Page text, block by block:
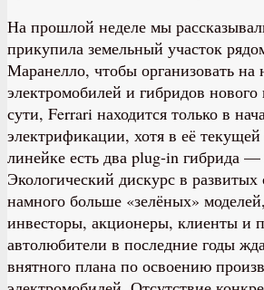
На прошлой неделе мы
прикупила земельный участок
Маранелло, чтобы организовать на
электромобилей и гибридов
сути, Ferrari находится только в
электрификации, хотя в её
линейке есть два plug-in гибрида —
Экологический дискурс в развитых
намного больше «зелёных»
инвесторы, акционеры, клиенты и
автолюбители в последние годы
внятного плана по освоению